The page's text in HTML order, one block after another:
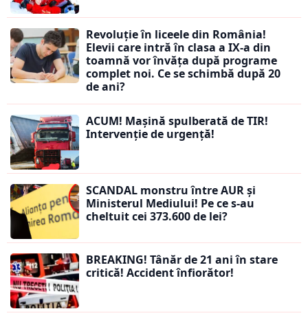
Revoluție în liceele din România!
Elevii care intră în clasa a IX-a din
toamnă vor învăța după programe
complet noi. Ce se schimbă după 20
de ani?
ACUM! Mașină spulberată de TIR!
Intervenție de urgență!
SCANDAL monstru între AUR și
Ministerul Mediului! Pe ce s-au
cheltuit cei 373.600 de lei?
BREAKING! Tânăr de 21 ani în stare
critică! Accident înfiorător!